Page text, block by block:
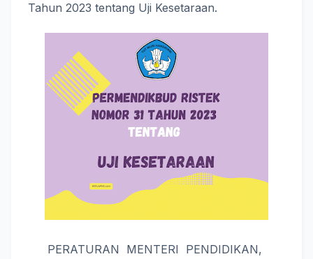
Tahun 2023 tentang Uji Kesetaraan.
PERATURAN MENTERI PENDIDIKAN,